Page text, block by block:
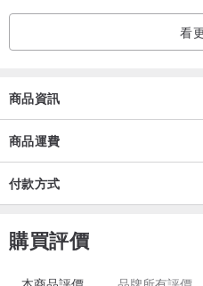
看
商品資訊
商品運費
付款方式
購買評價